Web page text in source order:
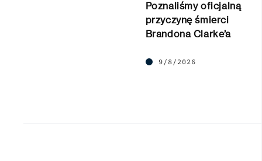
Poznaliśmy oficjalną
przyczynę śmierci
Brandona Clarke’a
9/8/2026